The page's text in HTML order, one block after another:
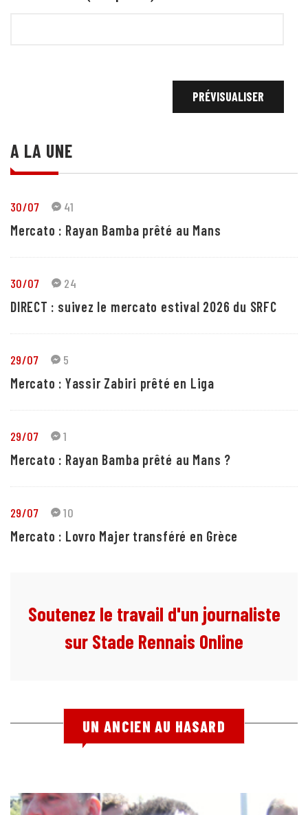
A LA UNE
30/07 41
Mercato : Rayan Bamba prêté au Mans
30/07 24
DIRECT : suivez le mercato estival 2026 du SRFC
29/07 5
Mercato : Yassir Zabiri prêté en Liga
29/07 1
Mercato : Rayan Bamba prêté au Mans ?
29/07 10
Mercato : Lovro Majer transféré en Grèce
Soutenez le travail d'un journaliste
sur Stade Rennais Online
UN ANCIEN AU HASARD